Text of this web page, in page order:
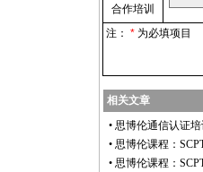
合作培训
注： * 为必填项目
相关文章
• 思博伦通信认证
• 思博伦课程：
• 思博伦课程：